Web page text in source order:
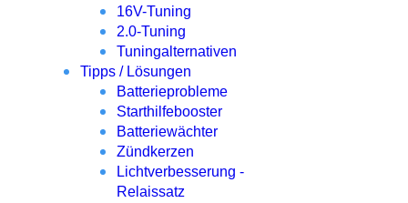
16V-Tuning
2.0-Tuning
Tuningalternativen
Tipps / Lösungen
Batterieprobleme
Starthilfebooster
Batteriewächter
Zündkerzen
Lichtverbesserung -
Relaissatz